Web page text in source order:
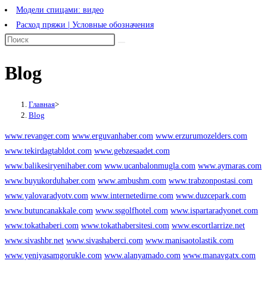
Модели спицами: видео
Расход пряжи | Условные обозначения
Blog
Главная>
Blog
www.revanger.com www.erguvanhaber.com www.erzurumozelders.com
www.tekirdagtabldot.com www.gebzesaadet.com
www.balikesiryenihaber.com www.ucanbalonmugla.com www.aymaras.com
www.buyukorduhaber.com www.ambushm.com www.trabzonpostasi.com
www.yalovaradyotv.com www.internetedirne.com www.duzcepark.com
www.butuncanakkale.com www.ssgolfhotel.com www.ispartaradyonet.com
www.tokathaberi.com www.tokathabersitesi.com www.escortlarrize.net
www.sivashbr.net www.sivashaberci.com www.manisaotolastik.com
www.yeniyasamgorukle.com www.alanyamado.com www.manavgatx.com